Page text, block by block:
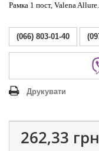
Рамка 1 пост, Valena
(066) 803-01-40
Друкувати
262,33 грн